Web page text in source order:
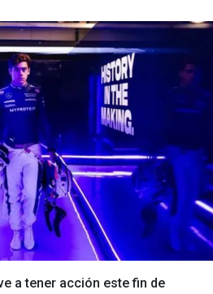
a tener acción este fin de